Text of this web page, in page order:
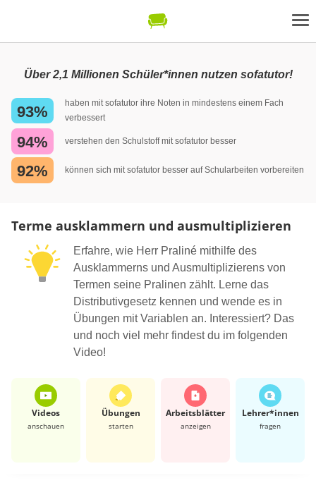
Über 2,1 Millionen Schüler*innen nutzen sofatutor!
93%
haben mit sofatutor ihre Noten in mindestens einem Fach
verbessert
94% verstehen den Schulstoff mit sofatutor besser
92% können sich mit sofatutor besser auf Schularbeiten vorbereiten
Terme ausklammern und ausmultiplizieren
Erfahre, wie Herr Praliné mithilfe des
Ausklammerns und Ausmultiplizierens von
Termen seine Pralinen zählt. Lerne das
Distributivgesetz kennen und wende es in
Übungen mit Variablen an. Interessiert? Das
und noch viel mehr findest du im folgenden
Video!
Videos
anschauen
Übungen
starten
Arbeits­blätter
anzeigen
Lehrer*​innen
fragen